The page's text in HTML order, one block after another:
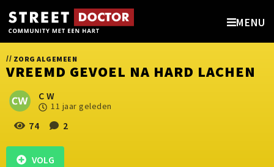
MENU
// ZORG ALGEMEEN
VREEMD GEVOEL NA HARD LACHEN
C W
11 jaar geleden
74 2
VOLG